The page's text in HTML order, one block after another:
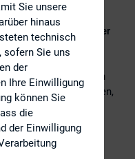
börsennotierter
letzten Jahren
Nicht nur, dass sich
lassen müssen,
gesetzten Zielen
stehen.
Regulierer fordern
umfassendere
Sie unsere
hinaus
technisch
sofern Sie uns
der
Ihre Einwilligung
können Sie
die
der Einwilligung